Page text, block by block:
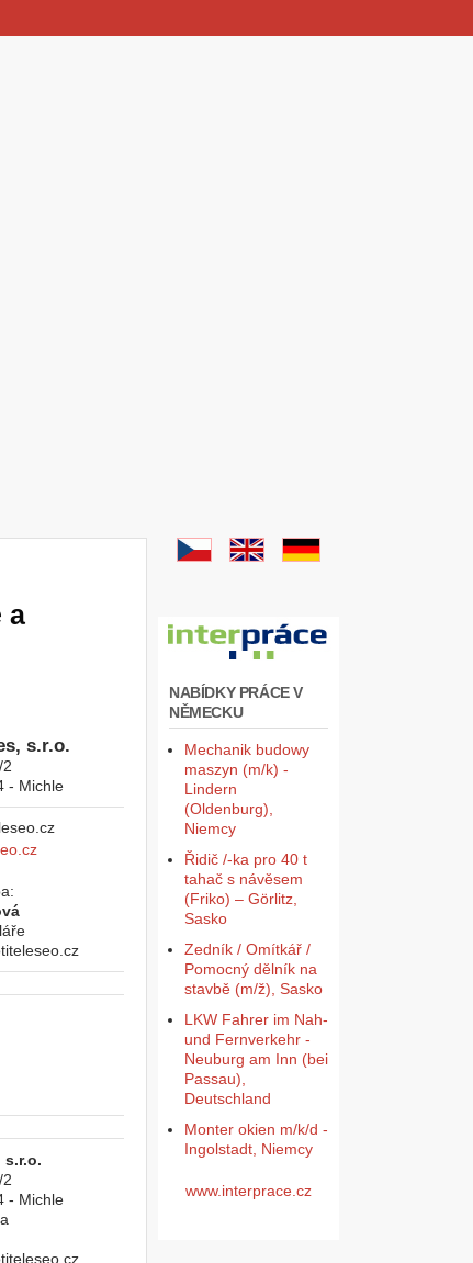
a
s.r.o.
- Michle
s.r.o.
- Michle
NABÍDKY PRÁCE V
NĚMECKU
Mechanik budowy
maszyn (m/k) -
Lindern
(Oldenburg),
Niemcy
Řidič /-ka pro 40 t
tahač s návěsem
(Friko) – Görlitz,
Sasko
Zedník / Omítkář /
Pomocný dělník na
stavbě (m/ž), Sasko
LKW Fahrer im Nah-
und Fernverkehr -
Neuburg am Inn (bei
Passau),
Deutschland
Monter okien m/k/d -
Ingolstadt, Niemcy
www.interprace.cz